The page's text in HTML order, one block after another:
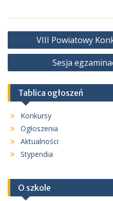
Nawigacja
wpisu
VIII Powiatowy
Sesja
Tablica ogłoszeń
Konkursy
Ogłoszenia
Aktualności
Stypendia
O szkole